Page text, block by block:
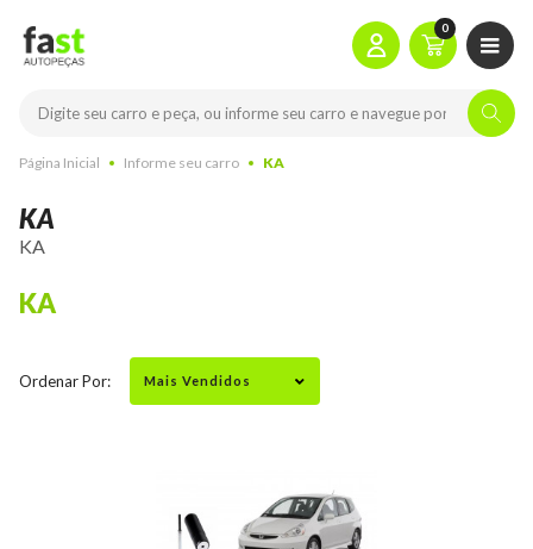
0
Página Inicial Informe seu carro KA
KA
KA
KA
Ordenar Por: